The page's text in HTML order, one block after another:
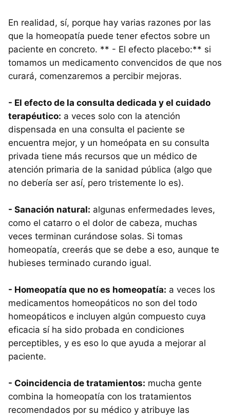
En realidad, sí, porque hay varias razones por las
que la homeopatía puede tener efectos sobre un
paciente en concreto. ** - El efecto placebo:** si
tomamos un medicamento convencidos de que nos
curará, comenzaremos a percibir mejoras.
- El efecto de la consulta dedicada y el cuidado
terapéutico: a veces solo con la atención
dispensada en una consulta el paciente se
encuentra mejor, y un homeópata en su consulta
privada tiene más recursos que un médico de
atención primaria de la sanidad pública (algo que
no debería ser así, pero tristemente lo es).
- Sanación natural: algunas enfermedades leves,
como el catarro o el dolor de cabeza, muchas
veces terminan curándose solas. Si tomas
homeopatía, creerás que se debe a eso, aunque te
hubieses terminado curando igual.
- Homeopatía que no es homeopatía: a veces los
medicamentos homeopáticos no son del todo
homeopáticos e incluyen algún compuesto cuya
eficacia sí ha sido probada en condiciones
perceptibles, y es eso lo que ayuda a mejorar al
paciente.
- Coincidencia de tratamientos: mucha gente
combina la homeopatía con los tratamientos
recomendados por su médico y atribuye las